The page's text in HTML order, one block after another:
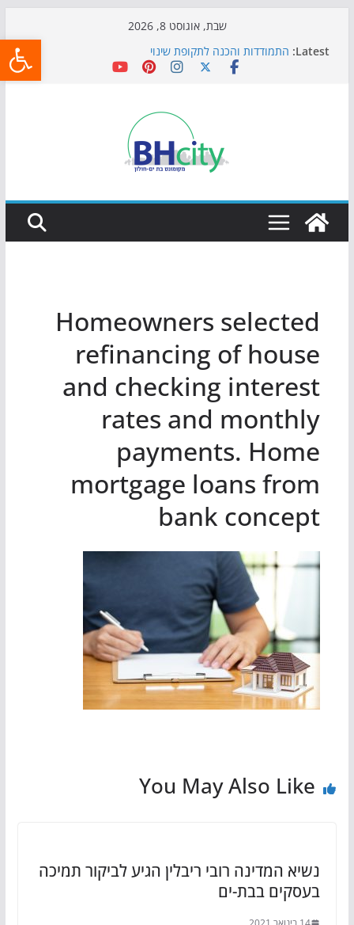
שבת, אוגוסט 8, 2026
Latest: התמודדות והכנה לתקופת שינוי
אי ההרפתקאות ממשיך לכבוש את הגינות: מאות משפחות
כדורגל באווירה מיוחדת: הקרנת גמר המונדיאל בטרמינל
הקיץ של בני הנוער בבת־ים: חוף הריביירה הופך למרחב
בטוח בשעות הערב
Homeowners selected
refinancing of house
and checking interest
rates and monthly
payments. Home
mortgage loans from
bank concept
You May Also Like
נשיא המדינה רובי ריבלין הגיע לביקור תמיכה
בעסקים בבת-ים